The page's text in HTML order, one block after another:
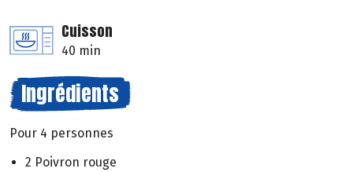
Cuisson
40 min
Ingrédients
Pour 4 personnes
2 Poivron rouge